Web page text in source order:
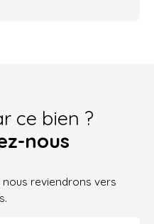
ce bien ?
nous
reviendrons vers